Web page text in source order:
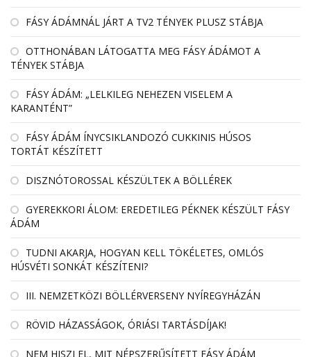
FÁSY ÁDÁMNÁL JÁRT A TV2 TÉNYEK PLUSZ STÁBJA
OTTHONÁBAN LÁTOGATTA MEG FÁSY ÁDÁMOT A
TÉNYEK STÁBJA
FÁSY ÁDÁM: „LELKILEG NEHEZEN VISELEM A
KARANTÉNT”
FÁSY ÁDÁM ÍNYCSIKLANDOZÓ CUKKINIS HÚSOS
TORTÁT KÉSZÍTETT
DISZNÓTOROSSAL KÉSZÜLTEK A BÖLLÉREK
GYEREKKORI ÁLOM: EREDETILEG PÉKNEK KÉSZÜLT FÁSY
ÁDÁM
TUDNI AKARJA, HOGYAN KELL TÖKÉLETES, OMLÓS
HÚSVÉTI SONKÁT KÉSZÍTENI?
III. NEMZETKÖZI BÖLLÉRVERSENY NYÍREGYHÁZÁN
RÖVID HÁZASSÁGOK, ÓRIÁSI TARTÁSDÍJAK!
NEM HISZI EL, MIT NÉPSZERŰSÍTETT FÁSY ÁDÁM